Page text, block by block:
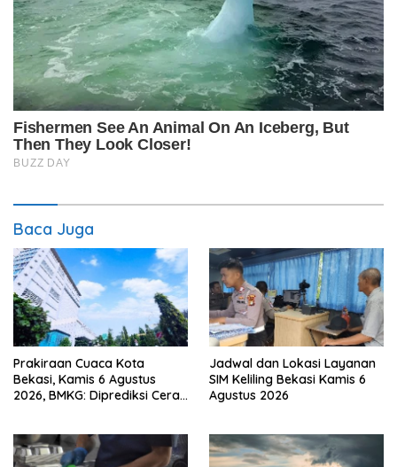
Baca Juga
Prakiraan Cuaca Kota
Bekasi, Kamis 6 Agustus
2026, BMKG: Diprediksi Cerah
Jadwal dan Lokasi Layanan
SIM Keliling Bekasi Kamis 6
Agustus 2026